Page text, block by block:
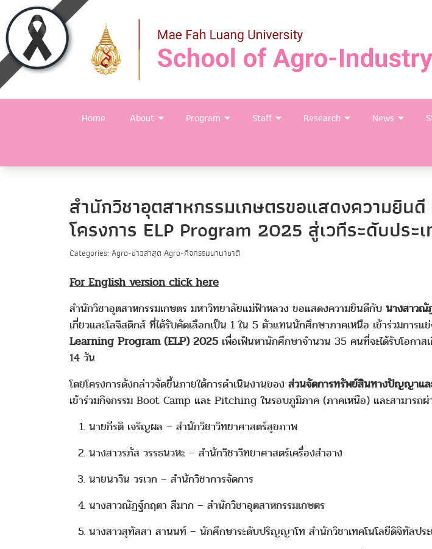
Home About Program Staff Research News
สำนักวิชาอุตสาหกรรมเกษตรขอแสดงความยิน
โครงการ ELP Program 2025 สู่เวทีระดับประ
Categories: Agro-ข่าวล่าสุด Agro-กิจกรรมนานาชาติ
For English version click here
สำนักวิชาอุตสาหกรรมเกษตร มหาวิทยาลัยแม่ฟ้าหลวง ขอแสดงความยินดีกับ นางสาวณั
เกี่ยวและโลจิสติกส์ ที่ได้รับคัดเลือกเป็น 1 ใน 5 ตัวแทนนักศึกษาภาคเหนือ เข้าร่วมการแ
Learning Program (ELP) 2025 เพื่อเฟ้นหานักศึกษาจำนวน 35 คนที่จะได้รับโอกา
14 วัน
โดยโครงการดังกล่าวจัดขึ้นภายใต้การดำเนินงานของ ส่วนจัดการทรัพย์สินทางปัญญาแล
เข้าร่วมกิจกรรม Boot Camp และ Pitching ในรอบภูมิภาค (ภาคเหนือ) และสามารถผ่
นายกีรติ เจริญผล – สำนักวิชาวิทยาศาสตร์สุขภาพ
นางสาวรภัส วรรธนวหะ – สำนักวิชาวิทยาศาสตร์เครื่องสำอาง
นายนาวิน วรเวก – สำนักวิชาการจัดการ
นางสาวณัฏฐ์กฤตา สีมาก – สำนักวิชาอุตสาหกรรมเกษตร
นางสาวสุทัสสา สานนท์ – นักศึกษาระดับปริญญาโท สำนักวิชาเทคโนโลยีดิจิทัลปร